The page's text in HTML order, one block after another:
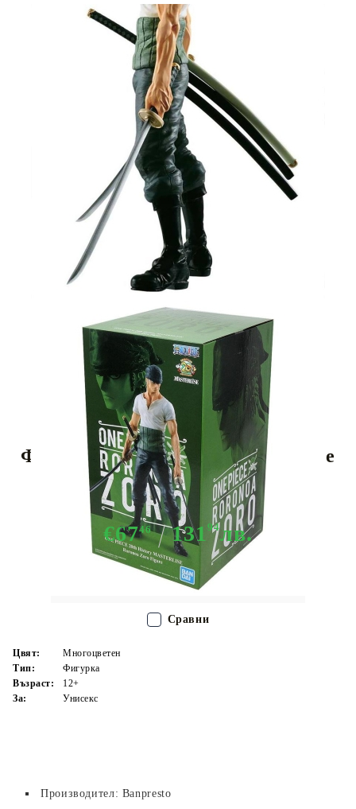
Share Tweet
One Piece : Колекционерска
Фигурка - 20th History Masterlise
Ronoroa Zoro
€6746 13194лв.
Няма в наличност - Не важи за "Pre-Order" обяви
Производител: Banpresto
Цвят:
Многоцветен
Тип:
Фигурка
Възраст:
12+
За:
Унисекс
Сравни